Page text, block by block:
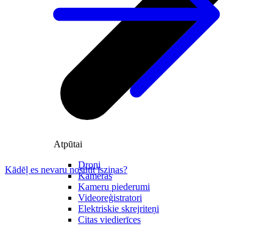
Atpūtai
Droni
Kameras
Kameru piederumi
Videoreģistratori
Elektriskie skrejriteņi
Citas viedierīces
Kādēļ es nevaru nosūtīt īsziņas?